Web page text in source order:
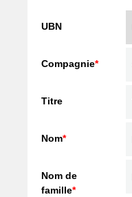
UBN
Compagnie*
Titre
Nom*
Nom de
famille*